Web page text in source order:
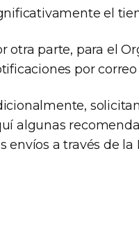
el
otra parte, para el
por correo
algunas
envíos a través de la